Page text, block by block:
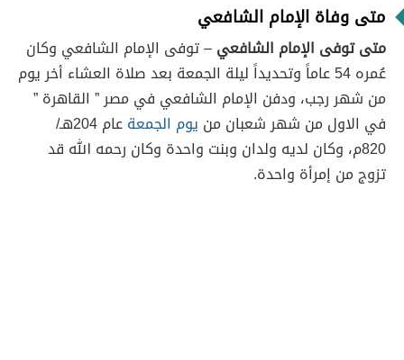
متى وفاة الإمام الشافعي
متى توفى الإمام الشافعي– توفى الإمام الشافعي وكان
عُمره 54 عاماً وتحديداً ليلة الجمعة بعد صلاة العشاء أخر يوم
من شهر رجب، ودفن الإمام الشافعي في مصر ” القاهرة ”
في الاول من شهر شعبان من يوم الجمعة
عام 204هـ/
820م، وكان لديه ولدان وبنت واحدة وكان رحمه الله قد
تزوج من إمرأة واحدة.